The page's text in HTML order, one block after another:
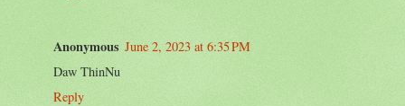
Anonymous June 2, 2023 at 6:35 PM
Daw ThinNu
Reply